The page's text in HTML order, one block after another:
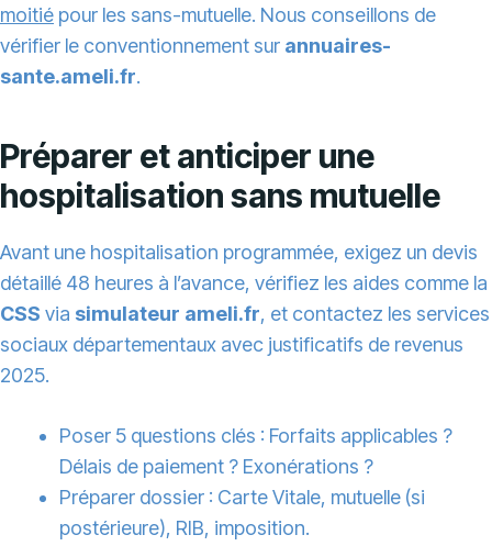
moitié pour les sans-mutuelle. Nous conseillons de
vérifier le conventionnement sur annuaires-
sante.ameli.fr.
Préparer et anticiper une
hospitalisation sans mutuelle
Avant une hospitalisation programmée, exigez un devis
détaillé 48 heures à l’avance, vérifiez les aides comme la
CSS via simulateur ameli.fr, et contactez les services
sociaux départementaux avec justificatifs de revenus
2025.
Poser 5 questions clés : Forfaits applicables ?
Délais de paiement ? Exonérations ?
Préparer dossier : Carte Vitale, mutuelle (si
postérieure), RIB, imposition.